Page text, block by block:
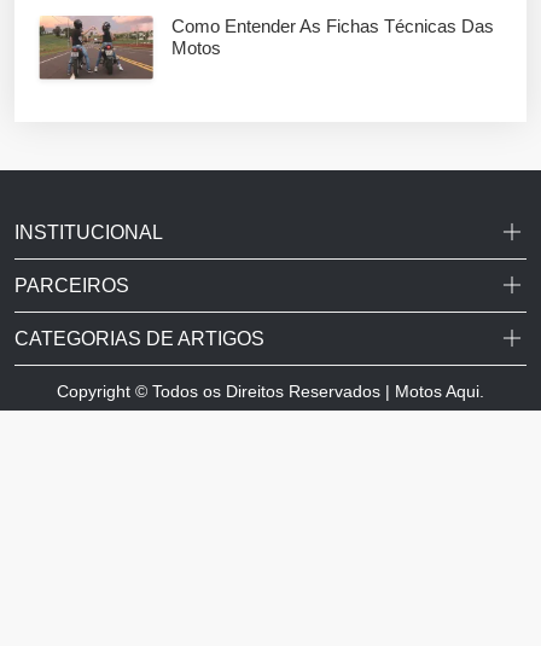
Como Entender As Fichas Técnicas Das
Motos
INSTITUCIONAL
PARCEIROS
CATEGORIAS DE ARTIGOS
Copyright © Todos os Direitos Reservados | Motos Aqui.